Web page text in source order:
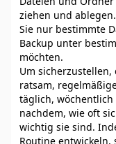
ziehen und
Sie nur bestimmte
Backup unter
möchten.
Um
ratsam,
täglich,
nachdem, wie oft
wichtig sie sind.
Routine entwickeln,